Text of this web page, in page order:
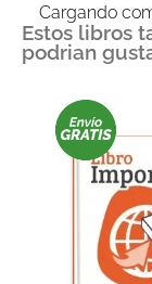
Cargando
Estos libros
podrian